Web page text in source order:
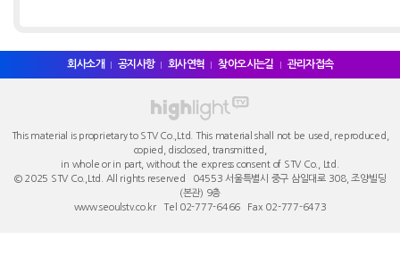
회사소개 공지사항 회사연혁 찾아오시는길 관리자접속
This material is proprietary to STV Co.,Ltd. This material shall not be used, reproduced,
copied, disclosed, transmitted,
in whole or in part, without the express consent of STV Co., Ltd.
© 2025 STV Co.,Ltd. All rights reserved 04553 서울특별시 중구 ​삼일대로 308, 조양빌딩
(본관) 9층
www.seoulstv.co.kr Tel 02-777-6466 Fax 02-777-6473